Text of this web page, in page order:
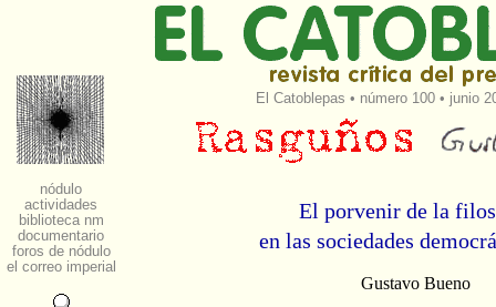
El Catoblepas • número 100 • junio
El porvenir de la
en las sociedades
Gustavo Bueno